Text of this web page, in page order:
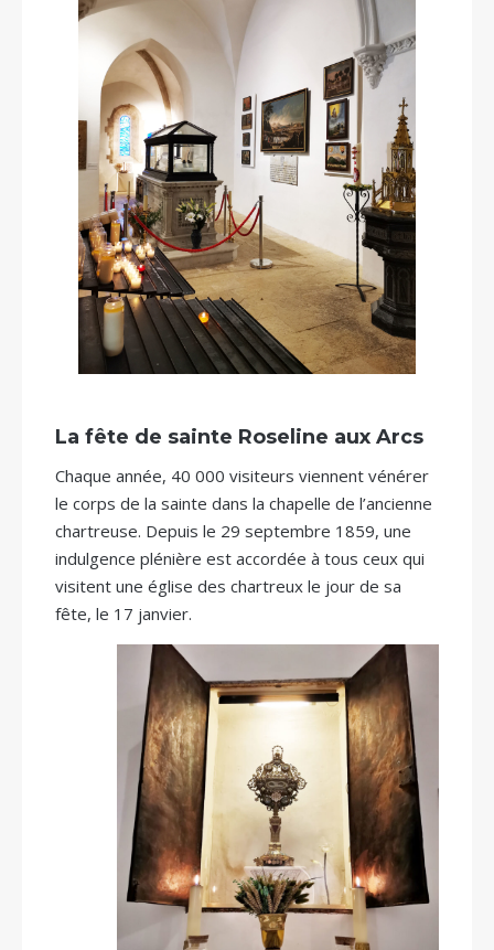
La fête de sainte Roseline aux Arcs
Chaque année, 40 000 visiteurs viennent vénérer
le corps de la sainte dans la chapelle de l’ancienne
chartreuse. Depuis le 29 septembre 1859, une
indulgence plénière est accordée à tous ceux qui
visitent une église des chartreux le jour de sa
fête, le 17 janvier.